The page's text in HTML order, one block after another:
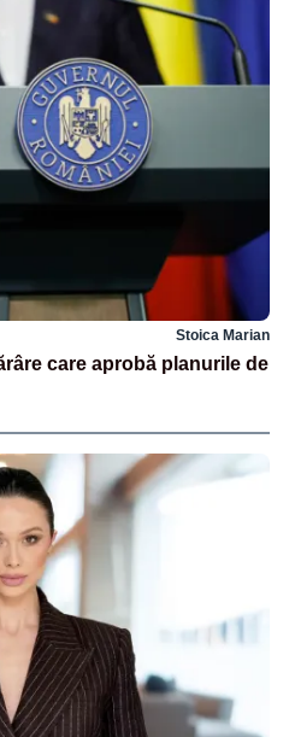
Stoica Marian
care aprobă planurile de